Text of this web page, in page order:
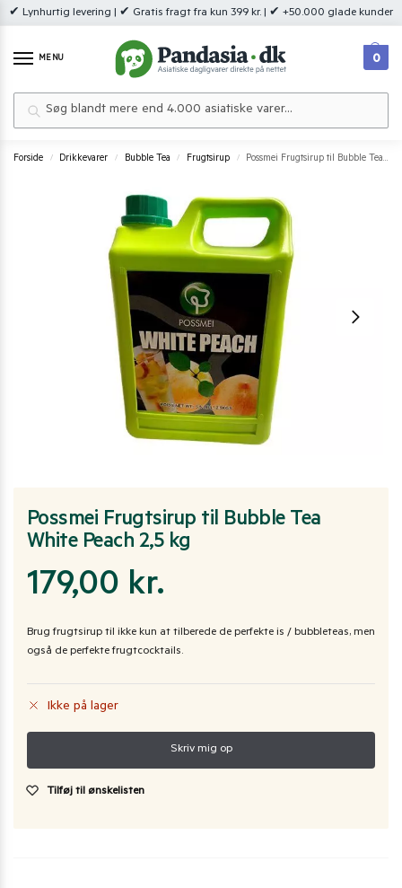
✔ Lynhurtig levering | ✔ Gratis fragt fra kun 399 kr. | ✔ +50.000 glade kunder
MENU 0
Forside / Drikkevarer / Bubble Tea / Frugtsirup / Possmei Frugtsirup til Bubble Tea White Peach 2,5 kg
Possmei Frugtsirup til Bubble Tea
White Peach 2,5 kg
179,00 kr.
Brug frugtsirup til ikke kun at tilberede de perfekte is / bubbleteas, men
også de perfekte frugtcocktails.
Ikke på lager
Tilføj til ønskelisten